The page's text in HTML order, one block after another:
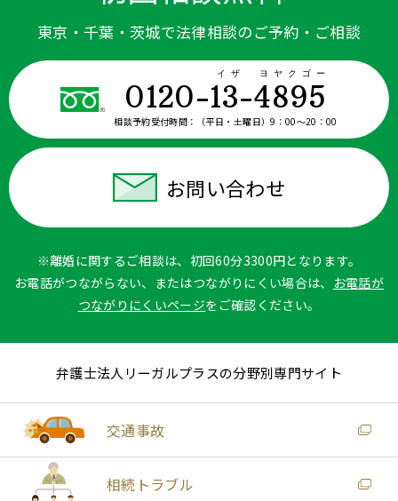
東京・千葉・茨城で法律相談のご予約・ご相談
0120-13-4895
イザ ヨヤクゴー
相談予約受付時間： （平日・土曜日）9：00〜20：00
お問い合わせ
※離婚に関するご相談は、初回60分3300円となります。
お電話がつながらない、またはつながりにくい場合は、 お電話が
つながりにくいページをご確認ください。
弁護士法人リーガルプラスの分野別専門サイト
交通事故
相続トラブル